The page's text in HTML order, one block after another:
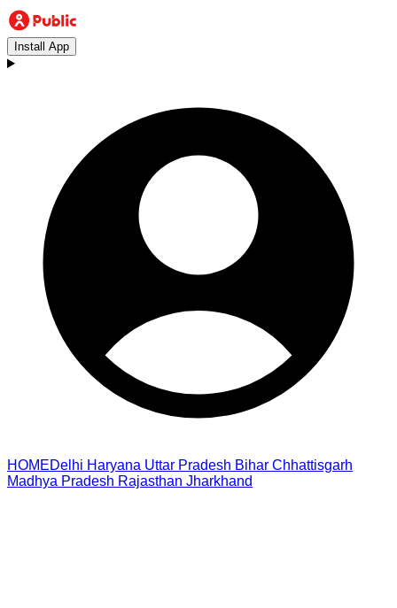
Install App
HOMEDelhi Haryana Uttar Pradesh Bihar Chhattisgarh
Madhya Pradesh Rajasthan Jharkhand